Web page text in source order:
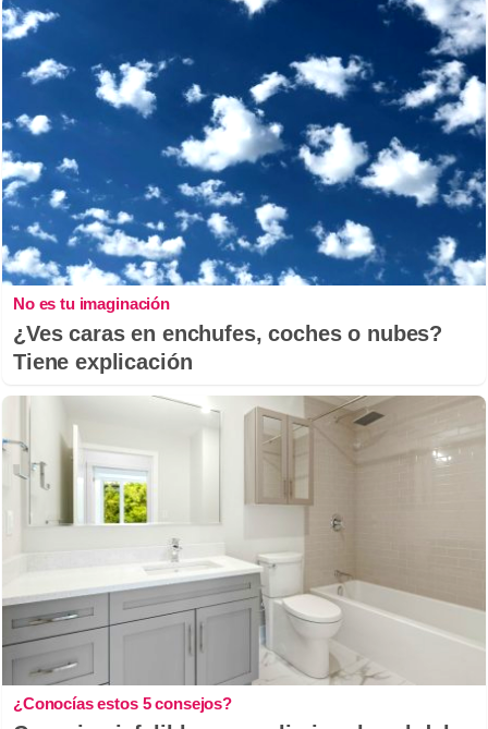
No es tu imaginación
¿Ves caras en enchufes, coches o nubes?
Tiene explicación
¿Conocías estos 5 consejos?